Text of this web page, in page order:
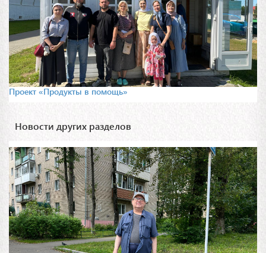
Проект «Продукты в помощь»
Новости других разделов